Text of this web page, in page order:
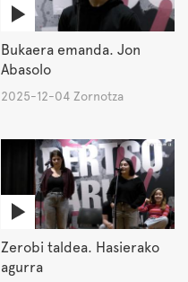
Bukaera emanda. Jon
Abasolo
2025-12-04 Zornotza
Zerobi taldea. Hasierako
agurra